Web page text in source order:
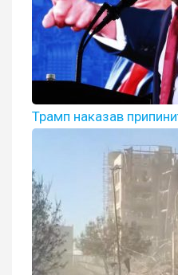
Трамп наказав